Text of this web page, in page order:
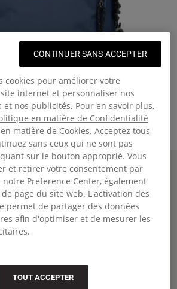
housse pour ordinateur portable et 2
| 33 Litre
cookies pour améliorer votre
internet et personnaliser nos
et nos publicités. Pour en savoir plus,
en matière de Confidentialité
matière de Cookies. Acceptez tous
sans ceux qui ne sont pas
sur le bouton approprié. Vous
et retirer votre consentement par
notre Preference Center, également
page du site web. L'activation des
permet de partager des données
afin d'optimiser et de mesurer les
TOUT ACCEPTER
CONTINUER SANS ACCEPTER